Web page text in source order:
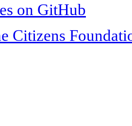
on GitHub
Citizens